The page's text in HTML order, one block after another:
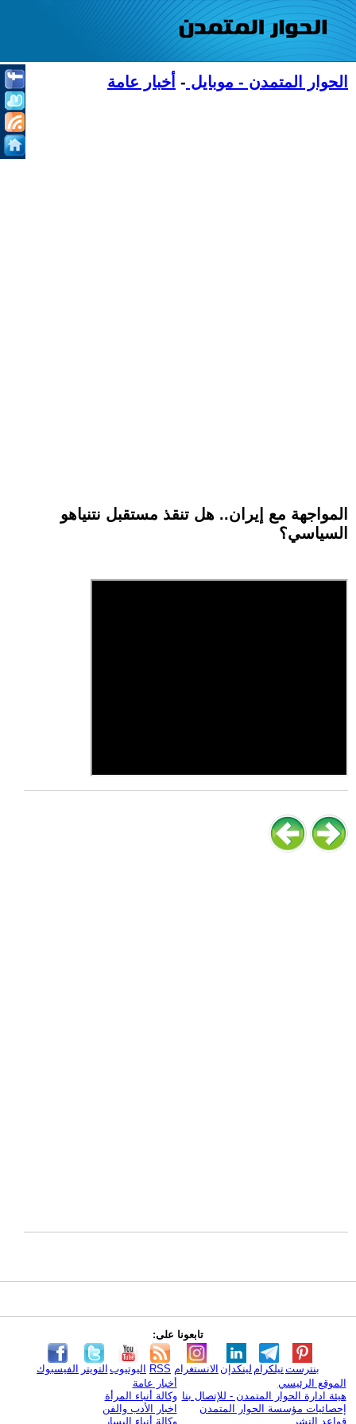
الحوار المتمدن - موبايل - أخبار عامة
المواجهة مع إيران.. هل تنقذ مستقبل نتنياهو
السياسي؟
تابعونا على:
الفيسبوك التويتر اليوتيوب RSS الانستغرام لينكدإن تيلكرامبنترست
الموقع الرئيسي
هيئة ادارة الحوار المتمدن - للإتصال بنا
إحصائيات مؤسسة الحوار المتمدن
قواعد النشر
أخبار عامة
وكالة أنباء المرأة
اخبار الأدب والفن
وكالة أنباء اليسار